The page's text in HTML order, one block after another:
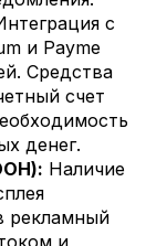
с
и Payme
Средства
счет
денег.
Наличие
рекламный
и